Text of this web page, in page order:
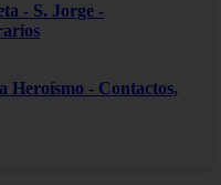
- S. Jorge -
Heroísmo - Contactos,